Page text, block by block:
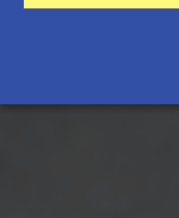
Ticketpreise